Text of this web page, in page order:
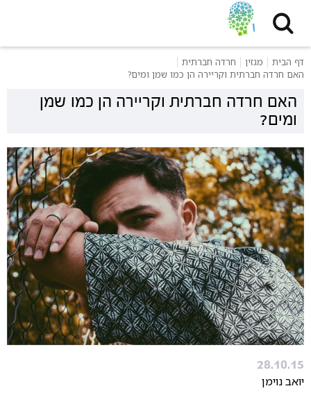
דף הבית מגזין
חרדה חברתית
האם חרדה חברתית וקריירה הן כמו שמן ומים?
האם חרדה חברתית וקריירה הן כמו שמן
ומים?
28.10.15
יואב נוימן